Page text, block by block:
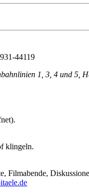
44119
1, 3, 4 und 5,
klingeln.
Filmabende,